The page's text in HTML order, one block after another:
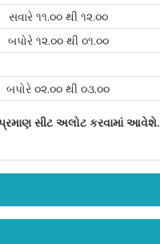
સવારે ૧૧.૦૦ થી ૧૨.૦૦
બપોરે ૧૨.૦૦ થી ૦૧.૦૦
બપોરે ૦૨.૦૦ થી ૦૩.૦૦
પ્રમાણ સીટ અલોટ કરવામાં આવેશે.